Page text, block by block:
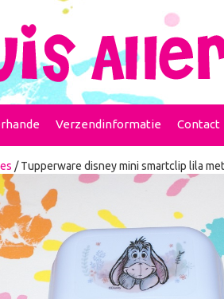
Verzendinformatie Contact
/ Tupperware disney mini smartclip lila